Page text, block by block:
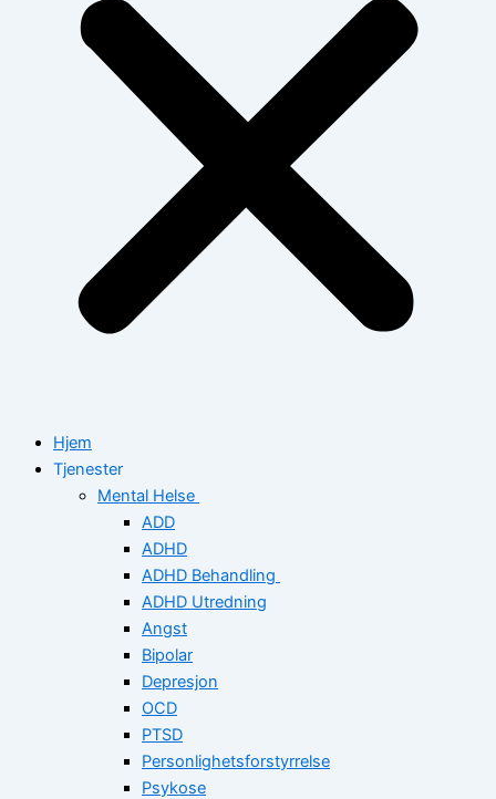
Hjem
Tjenester
Mental Helse
ADD
ADHD
ADHD Behandling
ADHD Utredning
Angst
Bipolar
Depresjon
OCD
PTSD
Personlighetsforstyrrelse
Psykose